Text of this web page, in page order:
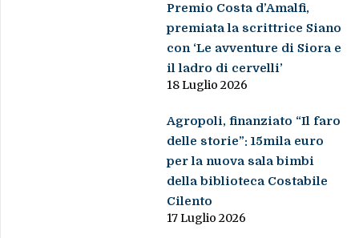
Premio Costa d’Amalfi,
premiata la scrittrice Siano
con ‘Le avventure di Siora e
il ladro di cervelli’
18 Luglio 2026
Agropoli, finanziato “Il faro
delle storie”: 15mila euro
per la nuova sala bimbi
della biblioteca Costabile
Cilento
17 Luglio 2026